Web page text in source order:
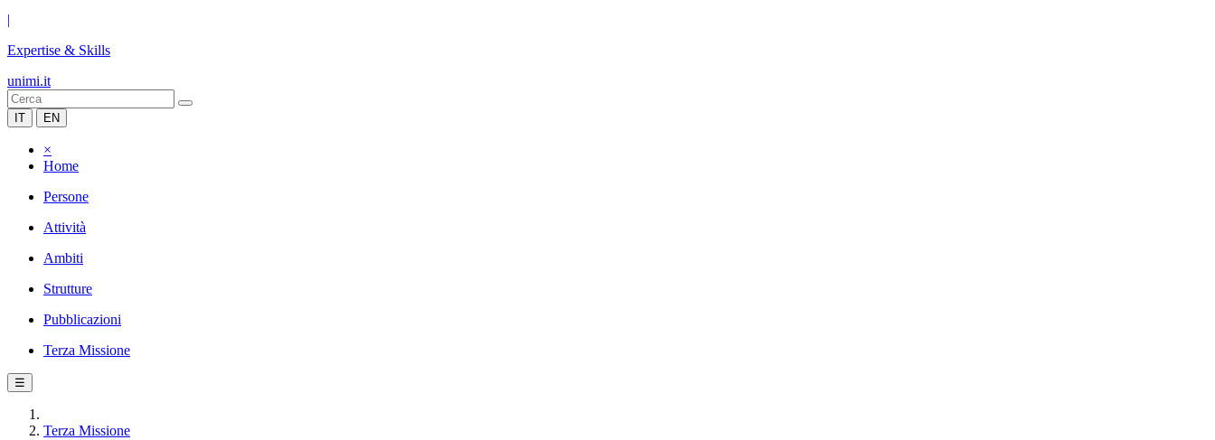
|
Expertise & Skills
unimi.it
IT EN
×
Home
Persone
Attività
Ambiti
Strutture
Pubblicazioni
Terza Missione
☰
Terza Missione